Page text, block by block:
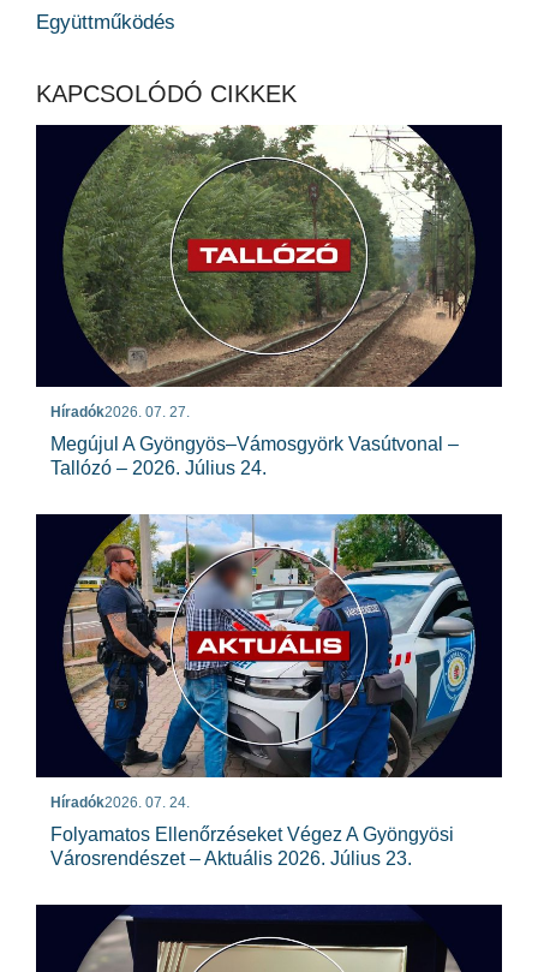
Együttműködés
KAPCSOLÓDÓ CIKKEK
Híradók2026. 07. 27.
Megújul A Gyöngyös–Vámosgyörk Vasútvonal –
Tallózó – 2026. Július 24.
Híradók2026. 07. 24.
Folyamatos Ellenőrzéseket Végez A Gyöngyösi
Városrendészet – Aktuális 2026. Július 23.